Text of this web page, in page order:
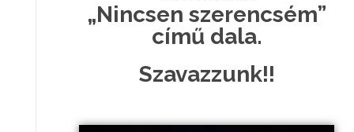
„Nincsen szerencsém”
című dala.
Szavazzunk!!